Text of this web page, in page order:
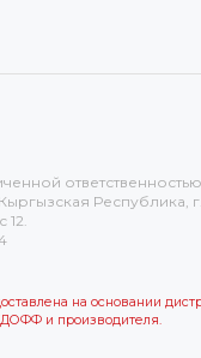
Республика,
на основании
и производителя.